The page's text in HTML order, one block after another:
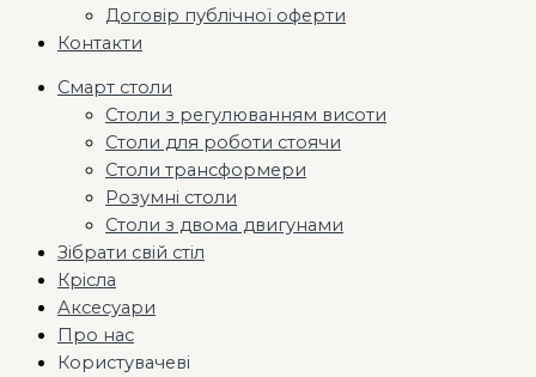
Договір публічної оферти
Контакти
Смарт столи
Столи з регулюванням висоти
Столи для роботи стоячи
Столи трансформери
Розумні столи
Столи з двома двигунами
Зібрати свій стіл
Крісла
Аксесуари
Про нас
Користувачеві